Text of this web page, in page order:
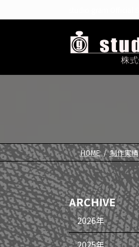
ン
へ
ビ
ョ
HOME 制作実績
ARCHIVE
2026年
2025年